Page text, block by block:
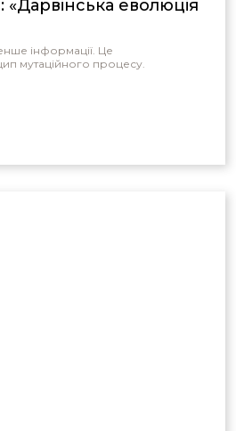
еволюція
інформації. Це
мутаційного процесу.